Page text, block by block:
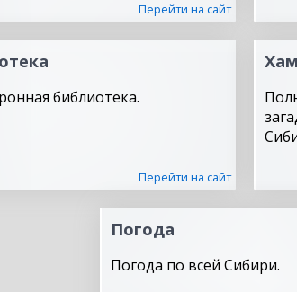
Перейти на сайт
библиотека.
Перейти на сайт
Погода
Погода по всей Сибири.